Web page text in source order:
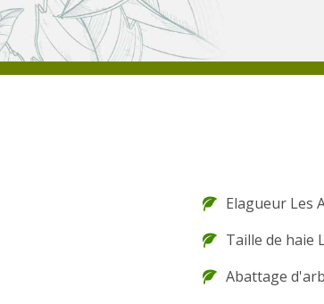
Elagueur Les
Taille de haie
Abattage